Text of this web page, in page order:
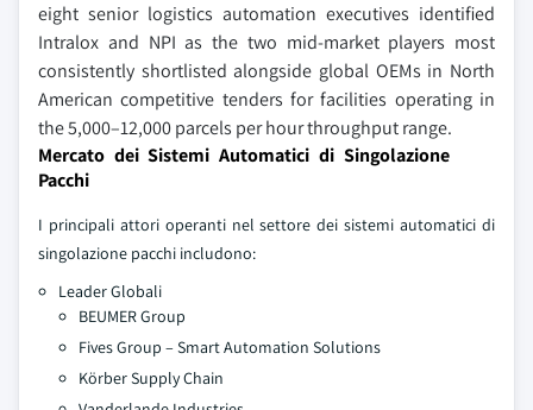
eight senior logistics automation executives identified
Intralox and NPI as the two mid-market players most
consistently shortlisted alongside global OEMs in North
American competitive tenders for facilities operating in
the 5,000–12,000 parcels per hour throughput range.
Mercato dei Sistemi Automatici di Singolazione
Pacchi
I principali attori operanti nel settore dei sistemi automatici di
singolazione pacchi includono:
Leader Globali
BEUMER Group
Fives Group – Smart Automation Solutions
Körber Supply Chain